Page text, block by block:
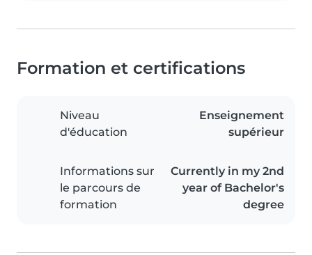
Formation et certifications
Niveau
d'éducation
Enseignement
supérieur
Informations sur
le parcours de
formation
Currently in my 2nd
year of Bachelor's
degree